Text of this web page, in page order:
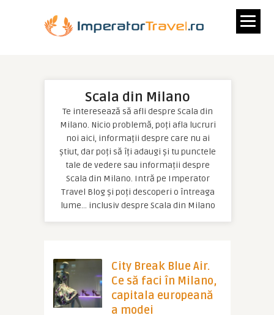
Scala din Milano
Te interesează să afli despre Scala din
Milano. Nicio problemă, poți afla lucruri
noi aici, informații despre care nu ai
știut, dar poți să îți adaugi și tu punctele
tale de vedere sau informații despre
Scala din Milano. Intră pe Imperator
Travel Blog și poți descoperi o întreaga
lume… inclusiv despre Scala din Milano
City Break Blue Air.
Ce să faci în Milano,
capitala europeană
a modei